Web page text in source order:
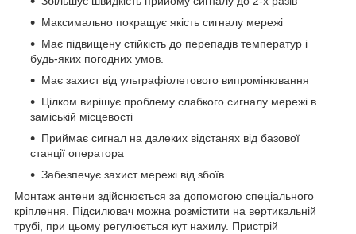
Максимально покращує якість сигналу мережі
Має підвищену стійкість до перепадів температур і
будь-яких погодних умов.
Має захист від ультрафіолетового випромінювання
Цілком вирішує проблему слабкого сигналу мережі в
заміській місцевості
Приймає сигнал на далеких відстанях від базової
станції оператора
Забезпечує захист мережі від збоїв
Монтаж антени здійснюється за допомогою спеціального
кріплення. Підсилювач можна розмістити на вертикальній
трубі, при цьому регулюється кут нахилу. Пристрій